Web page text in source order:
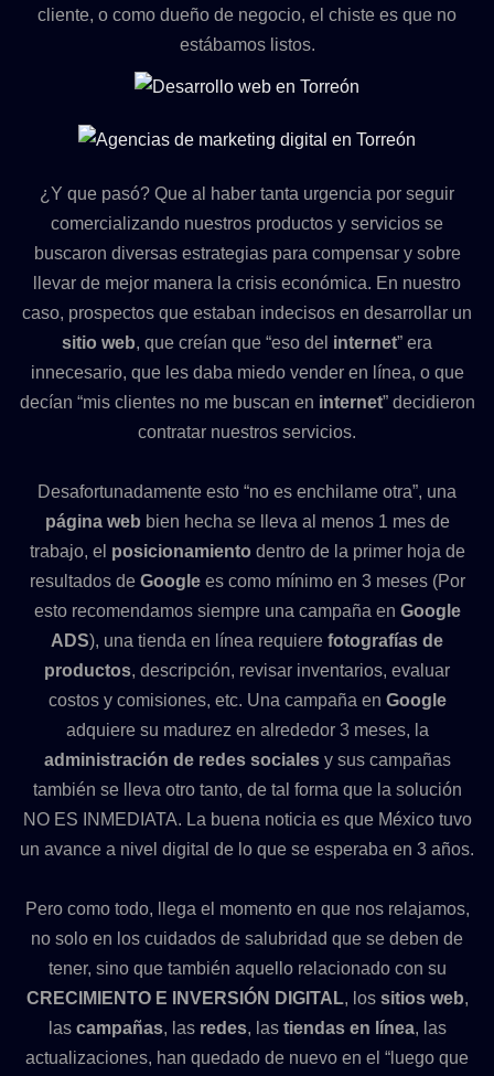
cliente, o como dueño de negocio, el chiste es que no
estábamos listos.
¿Y que pasó? Que al haber tanta urgencia por seguir
comercializando nuestros productos y servicios se
buscaron diversas estrategias para compensar y sobre
llevar de mejor manera la crisis económica. En nuestro
caso, prospectos que estaban indecisos en desarrollar un
sitio web, que creían que “eso del internet” era
innecesario, que les daba miedo vender en línea, o que
decían “mis clientes no me buscan en internet” decidieron
contratar nuestros servicios.
Desafortunadamente esto “no es enchilame otra”, una
página web bien hecha se lleva al menos 1 mes de
trabajo, el posicionamiento dentro de la primer hoja de
resultados de Googlees como mínimo en 3 meses (Por
esto recomendamos siempre una campaña en Google
ADS), una tienda en línea requiere fotografías de
productos, descripción, revisar inventarios, evaluar
costos y comisiones, etc. Una campaña en Google
adquiere su madurez en alrededor 3 meses, la
administración de redes socialesy sus campañas
también se lleva otro tanto, de tal forma que la solución
NO ES INMEDIATA. La buena noticia es que México tuvo
un avance a nivel digital de lo que se esperaba en 3 años.
Pero como todo, llega el momento en que nos relajamos,
no solo en los cuidados de salubridad que se deben de
tener, sino que también aquello relacionado con su
CRECIMIENTO E INVERSIÓN DIGITAL, los sitios web,
las campañas, las redes, las tiendas en línea, las
actualizaciones, han quedado de nuevo en el “luego que